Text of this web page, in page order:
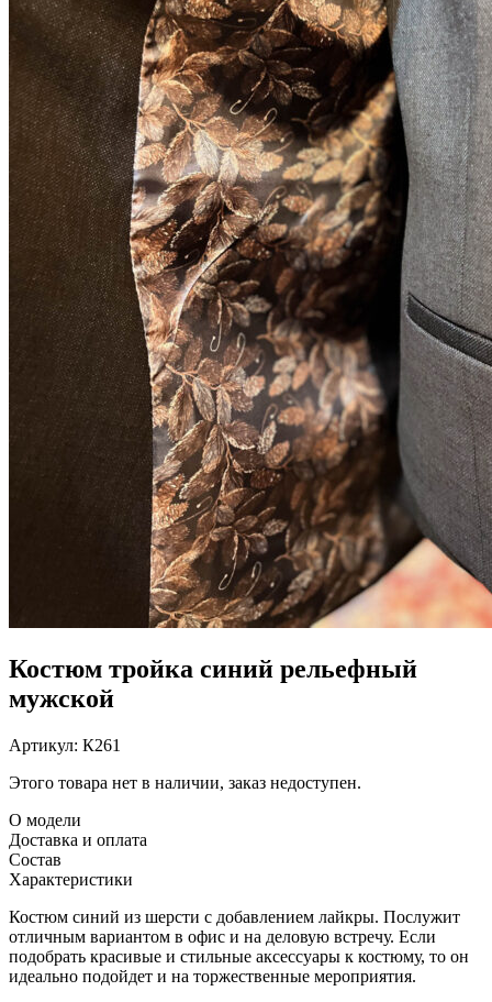
Костюм тройка синий рельефный
мужской
Артикул: К261
Этого товара нет в наличии, заказ недоступен.
О модели
Доставка и оплата
Состав
Характеристики
Костюм синий из шерсти с добавлением лайкры. Послужит
отличным вариантом в офис и на деловую встречу. Если
подобрать красивые и стильные аксессуары к костюму, то он
идеально подойдет и на торжественные мероприятия.